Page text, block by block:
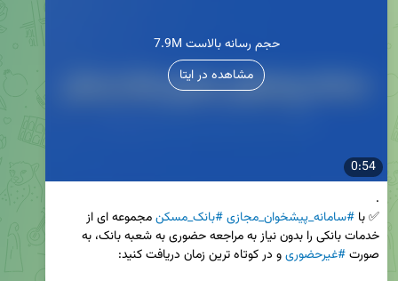
0:54
7.9M حجم رسانه بالاست
مشاهده در ایتا
✅ با #سامانه_پیشخوان_مجازی#بانک_مسکن
صورت #غیرحضوری